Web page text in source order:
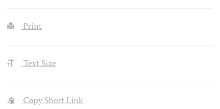
Print
Text Size
Copy Short Link